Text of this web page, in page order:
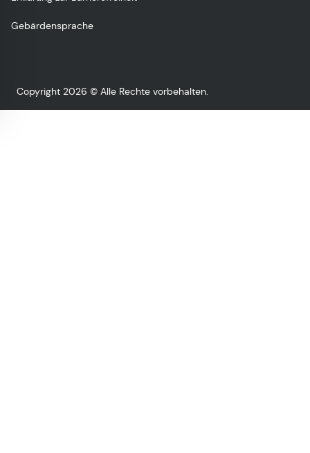
Gebärdensprache
Copyright 2026 © Alle Rechte vorbehalten.